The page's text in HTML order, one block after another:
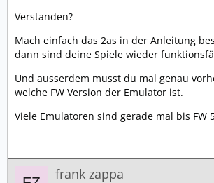
Verstanden?
Mach einfach das 2as in der Anleitung
dann sind deine Spiele wieder
Und ausserdem musst du mal genau
welche FW Version der Emulator ist.
Viele Emulatoren sind gerade mal bis FW
frank zappa